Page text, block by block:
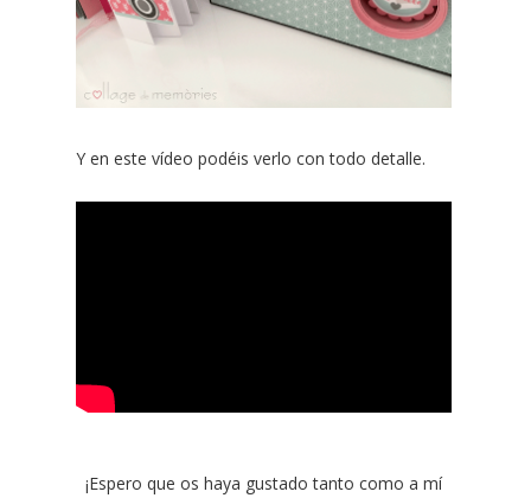
Y en este vídeo podéis verlo con todo detalle.
¡Espero que os haya gustado tanto como a mí